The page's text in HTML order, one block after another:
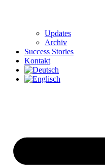
Updates
Archiv
Success Stories
Kontakt